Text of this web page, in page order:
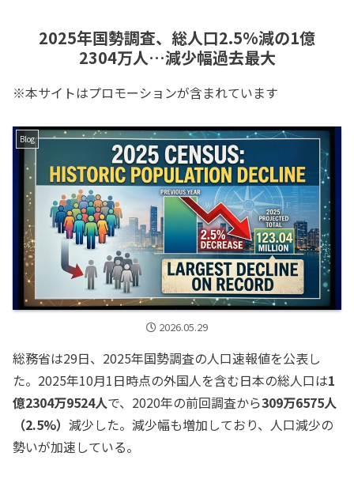
2025年国勢調査、総人口2.5%減の1億
2304万人…減少幅過去最大
※本サイトはプロモーションが含まれています
Blog
2026.05.29
総務省は29日、2025年国勢調査の人口速報値を公表し
た。2025年10月1日時点の外国人を含む日本の総人口は1
億2304万9524人で、2020年の前回調査から309万6575人
（2.5%） 減少した。減少幅も増加しており、人口減少の
勢いが加速している。